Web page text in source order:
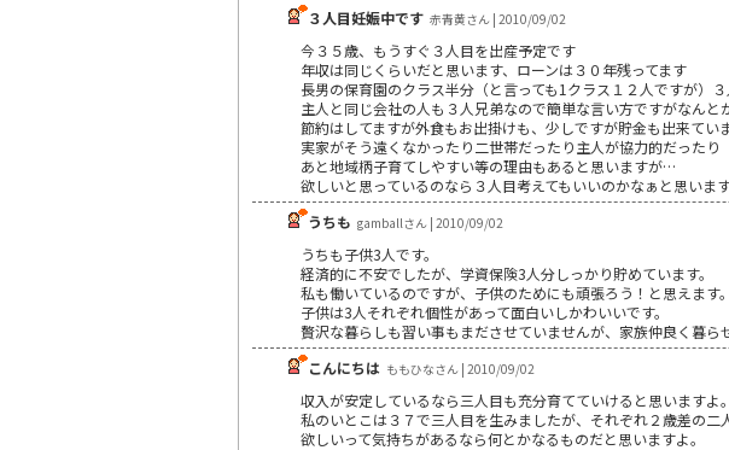
３人目妊娠中です 赤青黄さん | 2010/09/02
今３５歳、もうすぐ３人目を出産予定です
年収は同じくらいだと思います、ローンは３０年残ってます
長男の保育園のクラス半分（と言っても1クラス１２人ですが）
主人と同じ会社の人も３人兄弟なので簡単な言い方ですがなんと
節約はしてますが外食もお出掛けも、少しですが貯金も出来てい
実家がそう遠くなかったり二世帯だったり主人が協力的だったり
あと地域柄子育てしやすい等の理由もあると思いますが…
欲しいと思っているのなら３人目考えてもいいのかなぁと思いま
うちも gamballさん | 2010/09/02
うちも子供3人です。
経済的に不安でしたが、学資保険3人分しっかり貯めています。
私も働いているのですが、子供のためにも頑張ろう！と思えます。
子供は3人それぞれ個性があって面白いしかわいいです。
贅沢な暮らしも習い事もまださせていませんが、家族仲良く暮ら
こんにちは ももひなさん | 2010/09/02
収入が安定しているなら三人目も充分育てていけると思いますよ。
私のいとこは３７で三人目を生みましたが、それぞれ２歳差の二
欲しいって気持ちがあるなら何とかなるものだと思いますよ。